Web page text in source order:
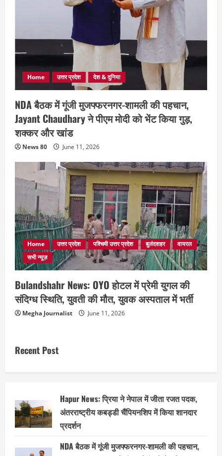
Home उत्तर प्रदेश देश & दुनिया
NDA बैठक में गूंजी मुजफ्फरनगर-शामली की पहचान,
Jayant Chaudhary ने पीएम मोदी को भेंट किया गुड़,
शक्कर और खांड
News 80 June 11, 2026
Home उत्तर प्रदेश पश्चिमी उत्तर प्रदेश बुलंदशहर
वायरल
सभी न्यूज़
Bulandshahr News: OYO होटल में प्रेमी युगल की
संदिग्ध स्थिति, युवती की मौत, युवक अस्पताल में भर्ती
Megha Journalist June 11, 2026
Recent Post
Hapur News: प्रिया ने नेपाल में जीता रजत पदक,
अंतरराष्ट्रीय कबड्डी चैंपियनशिप में किया शानदार
प्रदर्शन
NDA बैठक में गूंजी मुजफ्फरनगर-शामली की पहचान,